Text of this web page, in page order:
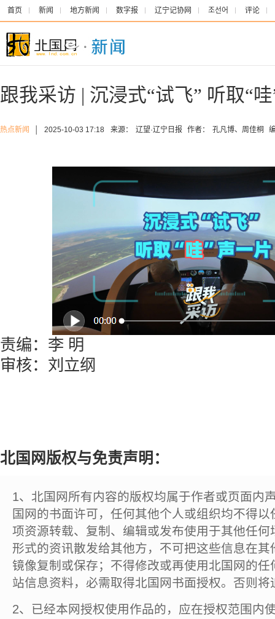
首页 新闻 地方新闻 数字报 辽宁记协网 조선어 评论
跟我采访 | 沉浸式“试飞” 听取“
热点新闻 2025-10-03 17:18 来源： 辽望·辽宁日报 作者： 孔凡博、周佳桐
责编：李 明
审核：刘立纲
北国网版权与免责声明：
1、北国网所有内容的版权均属于作者或页面内
国网的书面许可，任何其他个人或组织均不得
项资源转载、复制、编辑或发布使用于其他任
形式的资讯散发给其他方，不可把这些信息在
镜像复制或保存；不得修改或再使用北国网的
站信息资料，必需取得北国网书面授权。否则将
2、已经本网授权使用作品的，应在授权范围内